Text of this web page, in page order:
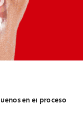
en el proceso